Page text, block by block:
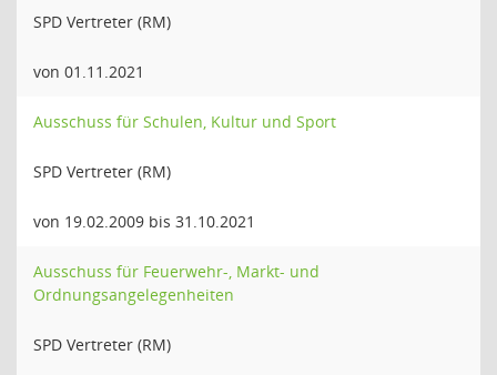
SPD Vertreter (RM)
von 01.11.2021
Ausschuss für Schulen, Kultur und Sport
SPD Vertreter (RM)
von 19.02.2009 bis 31.10.2021
Ausschuss für Feuerwehr-, Markt- und
Ordnungsangelegenheiten
SPD Vertreter (RM)